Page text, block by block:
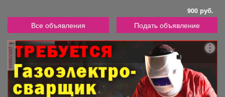
900 руб.
Все объявления Подать объявление
реклама